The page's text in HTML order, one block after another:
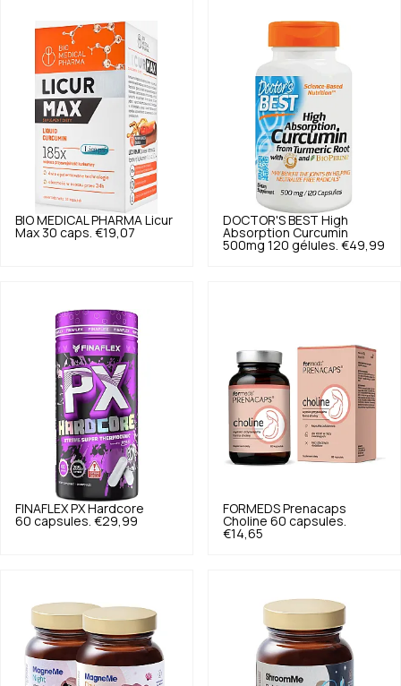
BIO MEDICAL PHARMA
Licur
Max 30 caps. €19,07
DOCTOR'S BEST High
Absorption Curcumin
500mg 120 gélules. €49,99
FINAFLEX PX Hardcore
60 capsules. €29,99
FORMEDS Prenacaps
Choline 60 capsules.
€14,65